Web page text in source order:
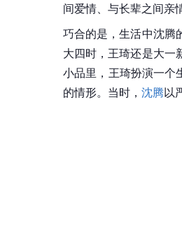
间爱情、与长辈之间亲
巧合的是，生活中沈腾
大四时，王琦还是大一
小品里，王琦扮演一个
的情形。当时， 沈腾以